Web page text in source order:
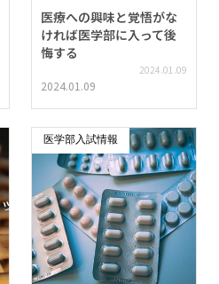
医療への興味と覚悟がな
ければ医学部に入って後
悔する
2024.01.09
2024.01.09
医学部入試情報